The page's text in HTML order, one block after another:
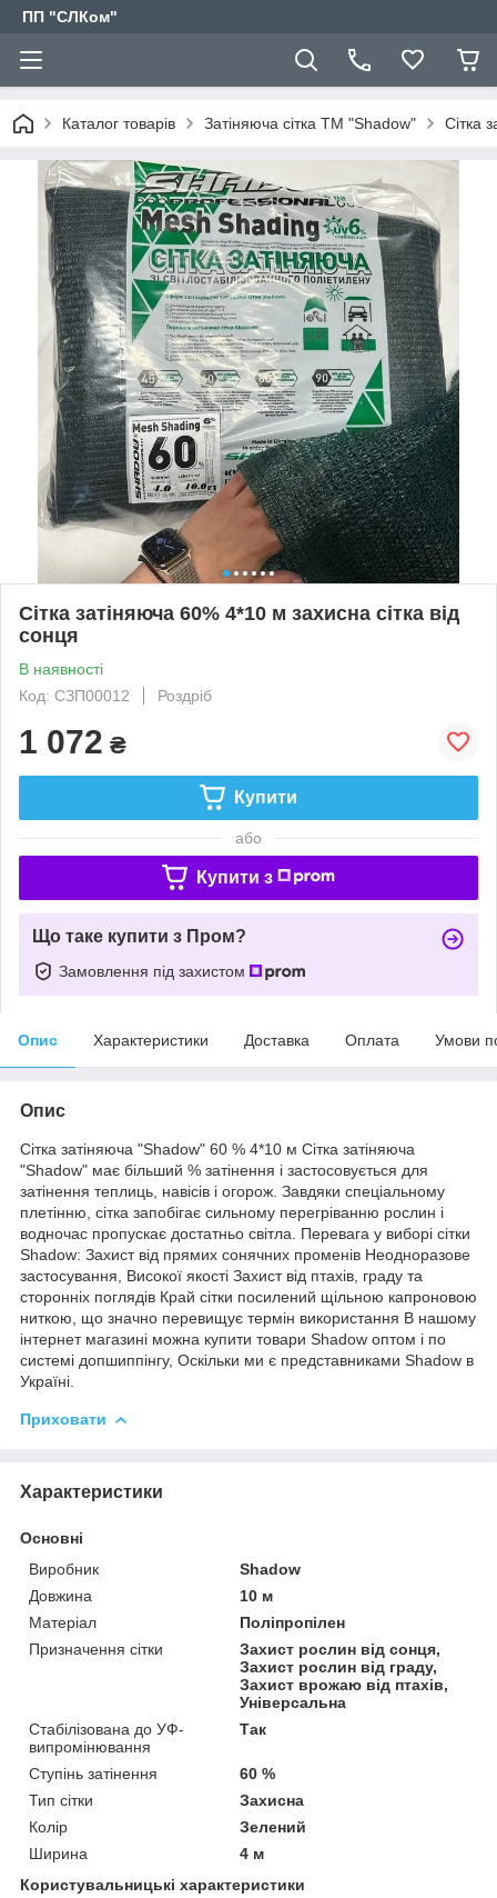
ПП "СЛКом"
Каталог товарів Затіняюча сітка ТМ "Shadow" Сітка
Сітка затіняюча 60% 4*10 м захисна сітка від
сонця
В наявності
Код: СЗП00012
Роздріб
1 072 ₴
Купити
або
Купити з
Що таке купити з Пром?
Замовлення під захистом
Опис Характеристики Доставка Оплата Умови
Опис
Сітка затіняюча "Shadow" 60 % 4*10 м Сітка затіняюча
"Shadow" має більший % затінення і застосовується для
затінення теплиць, навісів і огорож. Завдяки спеціальному
плетінню, сітка запобігає сильному перегріванню рослин і
водночас пропускає достатньо світла. Перевага у виборі сітки
Shadow: Захист від прямих сонячних променів Неодноразове
застосування, Високої якості Захист від птахів, граду та
сторонніх поглядів Край сітки посилений щільною капроновою
ниткою, що значно перевищує термін використання В нашому
інтернет магазині можна купити товари Shadow оптом і по
системі допшиппінгу, Оскільки ми є представниками Shadow в
Україні.
Приховати
Характеристики
Основні
Виробник
Shadow
Довжина
10 м
Матеріал
Поліпропілен
Призначення сітки
Захист рослин від сонця,
Захист рослин від граду,
Захист врожаю від птахів,
Універсальна
Стабілізована до УФ-
випромінювання
Так
Ступінь затінення
60 %
Тип сітки
Захисна
Колір
Зелений
Ширина
4 м
Користувальницькі характеристики